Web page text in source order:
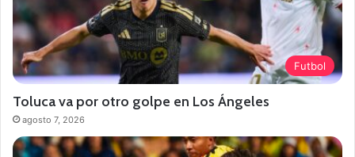
Futbol
Toluca va por otro golpe en Los Ángeles
agosto 7, 2026